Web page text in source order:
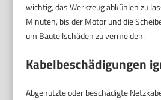
wichtig, das Werkzeug abkühlen zu
Minuten, bis der Motor und die
um Bauteilschäden zu vermeiden.
Kabelbeschädigungen
Abgenutzte oder beschädigte